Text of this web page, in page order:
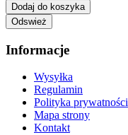
Dodaj do koszyka
Informacje
Wysyłka
Regulamin
Polityka prywatności
Mapa strony
Kontakt